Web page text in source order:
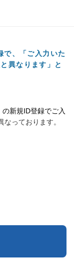
で、「ご入力いた
異なります」と
の新規ID登録でご入
っております。